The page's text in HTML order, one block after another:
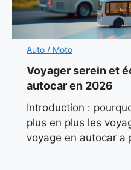
Auto / Moto
Voyager serein et
autocar en 2026
Introduction :
plus en plus les
voyage en autocar a